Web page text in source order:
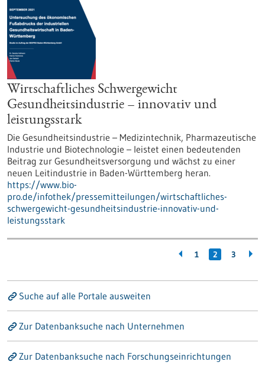
Wirtschaftliches Schwergewicht
Gesundheitsindustrie – innovativ und
leistungsstark
Die Gesundheitsindustrie – Medizintechnik, Pharmazeutische
Industrie und Biotechnologie – leistet einen bedeutenden
Beitrag zur Gesundheitsversorgung und wächst zu einer
neuen Leitindustrie in Baden-Württemberg heran.
https://www.bio-
pro.de/infothek/pressemitteilungen/wirtschaftliches-
schwergewicht-gesundheitsindustrie-innovativ-und-
leistungsstark
1 2 3
Suche auf alle Portale ausweiten
Zur Datenbanksuche nach Unternehmen
Zur Datenbanksuche nach Forschungseinrichtungen